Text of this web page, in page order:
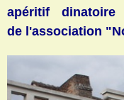
apéritif
de l'association